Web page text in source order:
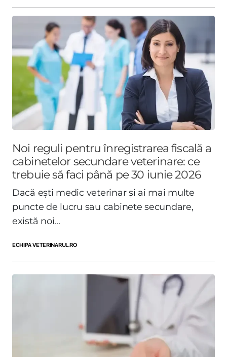
Noi reguli pentru înregistrarea fiscală a
cabinetelor secundare veterinare: ce
trebuie să faci până pe 30 iunie 2026
Dacă ești medic veterinar și ai mai multe
puncte de lucru sau cabinete secundare,
există noi...
ECHIPA VETERINARUL.RO